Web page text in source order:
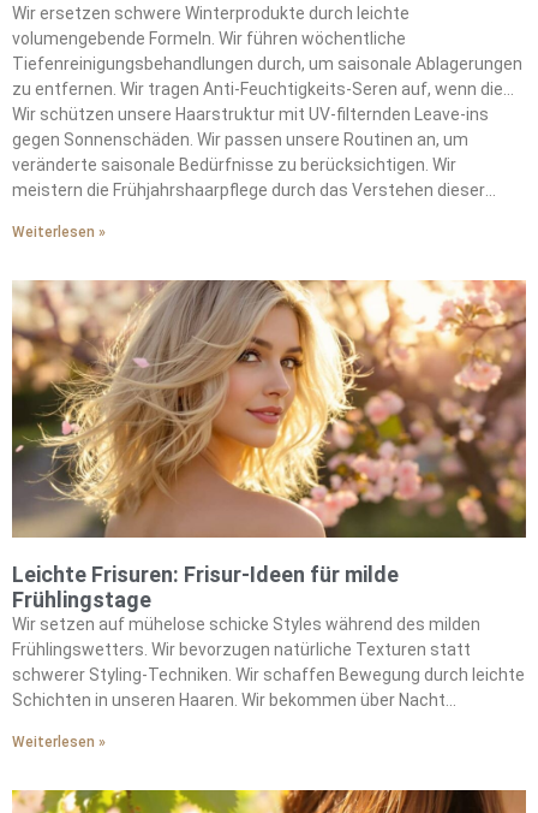
Temperaturen.
Wir ersetzen schwere Winterprodukte durch leichte
volumengebende Formeln. Wir führen wöchentliche
Tiefenreinigungsbehandlungen durch, um saisonale Ablagerungen
zu entfernen. Wir tragen Anti-Feuchtigkeits-Seren auf, wenn die
Taupunkte 15°C überschreiten.
Wir schützen unsere Haarstruktur mit UV-filternden Leave-ins
gegen Sonnenschäden. Wir passen unsere Routinen an, um
veränderte saisonale Bedürfnisse zu berücksichtigen. Wir
meistern die Frühjahrshaarpflege durch das Verstehen dieser
Weiterlesen »
Leichte Frisuren: Frisur-Ideen für milde
Frühlingstage
Wir setzen auf mühelose schicke Styles während des milden
Frühlingswetters. Wir bevorzugen natürliche Texturen statt
schwerer Styling-Techniken. Wir schaffen Bewegung durch leichte
Schichten in unseren Haaren. Wir bekommen über Nacht
ersetzen die schweren Cremes des Winters durch luftige
anzukämpfen. Wir zaubern begehrte sonnengeküsste Looks mit
Weiterlesen »